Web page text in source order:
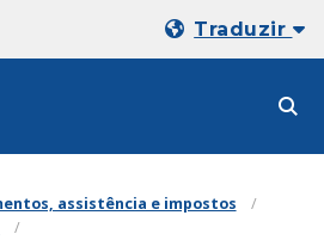
Traduzir
assistência e impostos